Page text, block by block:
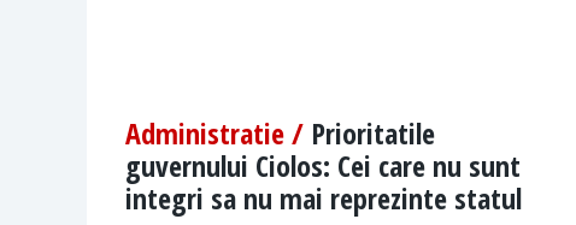
Administratie / Prioritatile
guvernului Ciolos: Cei care nu sunt
integri sa nu mai reprezinte statul